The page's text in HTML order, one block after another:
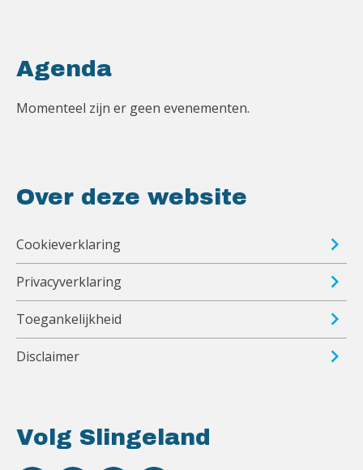
Volg Slingeland
Agenda
Momenteel zijn er geen evenementen.
Over deze website
Cookieverklaring
Privacyverklaring
Toegankelijkheid
Disclaimer